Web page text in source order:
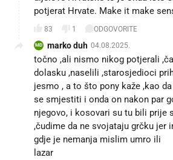
potjerat Hrvate. Make it make
83 1 ODGOVORITE
MD marko duh 04.08.2025.
točno ,ali nismo nikog potjerali
dolasku ,naselili ,starosjedioci
jesmo , a to što pony kaže ,kao
se smjestiti i onda on nakon par
njegovo, i kosovari su tu bili prije
,čudime da ne svojataju grčku jer
gdje je nemanja mislim umro ili
lazar